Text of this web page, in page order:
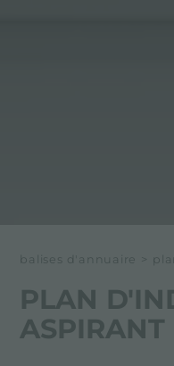
balises d'annuaire >
PLAN
ASPIRANT